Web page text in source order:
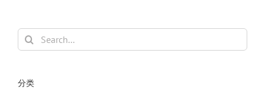
Search
for:
分类